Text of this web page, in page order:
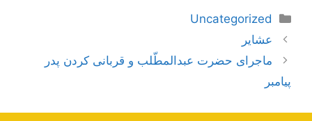
دسته‌ها
Uncategorized
ناوبری
نوشته‌ها
عشایر
ماجرای حضرت عبدالمطّلب و قربانی کردن پدر
پیامبر